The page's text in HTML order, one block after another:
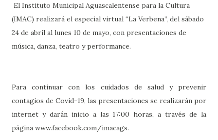
El Instituto Municipal Aguascalentense para la Cultura
(IMAC) realizará el especial virtual “La Verbena”, del sábado
24 de abril al lunes 10 de mayo, con presentaciones de
música, danza, teatro y performance.
Para continuar con los cuidados de salud y prevenir
contagios de Covid-19, las presentaciones se realizarán por
internet y darán inicio a las 17:00 horas, a través de la
página www.facebook.com/imacags.